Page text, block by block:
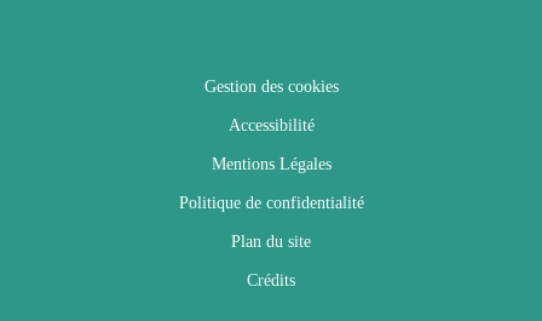
Gestion des cookies
Accessibilité
Mentions Légales
Politique de confidentialité
Plan du site
Crédits